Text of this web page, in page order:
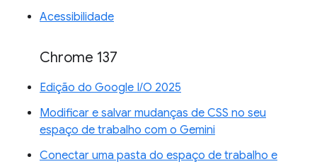
Acessibilidade
Chrome 137
Edição do Google I/O 2025
Modificar e salvar mudanças de CSS no seu
espaço de trabalho com o Gemini
Conectar uma pasta do espaço de trabalho e